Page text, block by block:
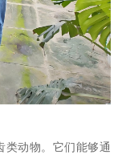
类动物。它们能够通